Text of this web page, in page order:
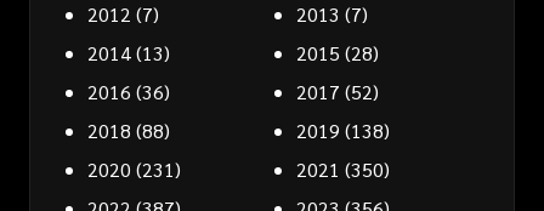
2012 (7) 2013 (7)
2014(13) 2015 (28)
2016 (36) 2017 (52)
2018 (88) 2019 (138)
2020 (231) 2021 (350)